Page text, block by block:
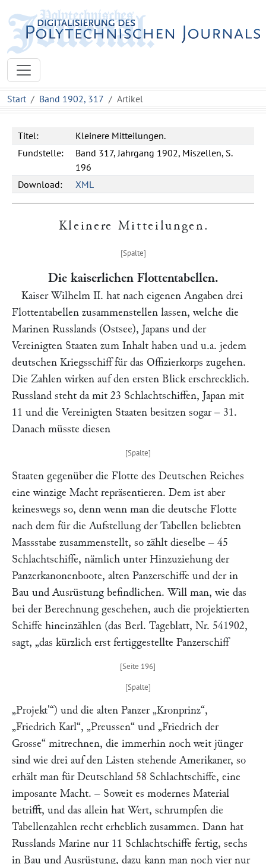
Start Band 1902, 317 Artikel
Titel:
Kleinere Mitteilungen.
Fundstelle:
Band 317, Jahrgang 1902, Miszellen, S.
196
Download:
XML
Kleinere Mitteilungen .
Die kaiserlichen Flottentabellen.
Kaiser Wilhelm II. hat nach eigenen Angaben drei
Flottentabellen zusammenstellen lassen, welche die
Marinen Russlands (Ostsee), Japans und der
Vereinigten Staaten zum Inhalt haben und u.a. jedem
deutschen Kriegsschiff für das Offizierkorps zugehen.
Die Zahlen wirken auf den ersten Blick erschrecklich.
Russland steht da mit 23 Schlachtschiffen, Japan mit
11 und die Vereinigten Staaten besitzen sogar – 31.
Danach müsste diesen
Staaten gegenüber die Flotte des Deutschen Reiches
eine winzige Macht repräsentieren. Dem ist aber
keineswegs so, denn wenn man die deutsche Flotte
nach dem für die Aufstellung der Tabellen beliebten
Massstabe zusammenstellt, so zählt dieselbe – 45
Schlachtschiffe, nämlich unter Hinzuziehung der
Panzerkanonenboote, alten Panzerschiffe und der in
Bau und Ausrüstung befindlichen. Will man, wie das
bei der Berechnung geschehen, auch die projektierten
Schiffe hineinzählen (das Berl. Tageblatt, Nr. 541902,
sagt, „das kürzlich erst fertiggestellte Panzerschiff
„Projekt'“) und die alten Panzer „Kronprinz“,
„Friedrich Karl“, „Preussen“ und „Friedrich der
Grosse“ mitrechnen, die immerhin noch weit jünger
sind wie drei auf den Listen stehende Amerikaner, so
erhält man für Deutschland 58 Schlachtschiffe, eine
imposante Macht. – Soweit es modernes Material
betrifft, und das allein hat Wert, schrumpfen die
Tabellenzahlen recht erheblich zusammen. Dann hat
Russlands Marine nur 11 Schlachtschiffe fertig, sechs
in Bau und Ausrüstung, dazu kann man noch vier nur